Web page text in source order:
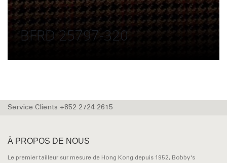
BFRD 25797-320
Service Clients +852 2724 2615
À PROPOS DE NOUS
Le premier tailleur sur mesure de Hong Kong depuis 1952, Bobby's